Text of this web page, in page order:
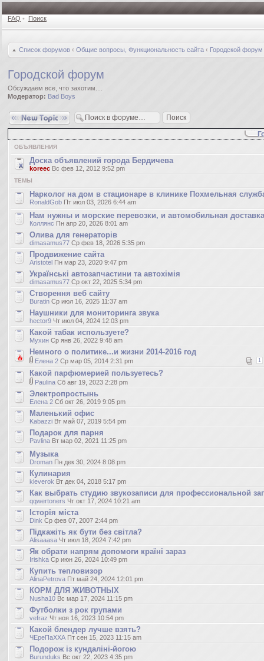
FAQ • Поиск
Список форумов ‹ Общие вопросы, Функциональность сайта ‹ Городской форум
Городской форум
Обсуждаем все, что захотим....
Модератор: Bad Boys
Новая тема
ОБЪЯВЛЕНИЯ
Доска объявлений города Бердичева
koreec Вс фев 12, 2012 9:52 pm
ТЕМЫ
Нарколог на дом в стационаре в клинике Похмельная
RonaldGob Пт июл 03, 2026 6:44 am
Нам нужны и морские перевозки, и автомобильная
Коллянс Пн апр 20, 2026 8:01 am
Олива для генераторів
dimasamus77 Ср фев 18, 2026 5:35 pm
Продвижение сайта
Aristotel Пн мар 23, 2020 9:47 pm
Українські автозапчастини та автохімія
dimasamus77 Ср окт 22, 2025 5:34 pm
Створення веб сайту
Buratin Ср июл 16, 2025 11:37 am
Наушники для мониторинга звука
hector9 Чт июл 04, 2024 12:03 pm
Какой табак используете?
Мухин Ср янв 26, 2022 9:48 am
Немного о политике...и жизни 2014-2016 год
1
Елена 2 Ср мар 05, 2014 2:31 pm
Какой парфюмерией пользуетесь?
Paulina Сб авг 19, 2023 2:28 pm
Электропростынь
Елена 2 Сб окт 26, 2019 9:05 pm
Маленький офис
Kabazzi Вт май 07, 2019 5:54 pm
Подарок для парня
Pavlina Вт мар 02, 2021 11:25 pm
Музыка
Droman Пн дек 30, 2024 8:08 pm
Кулинария
kleverok Вт дек 04, 2018 5:17 pm
Как выбрать студию звукозаписи для профессиональной
qqwertoners Чт окт 17, 2024 10:21 am
Історія міста
Dink Ср фев 07, 2007 2:44 pm
Підкажіть як бути без світла?
Alisaaasa Чт июл 18, 2024 7:42 pm
Як обрати напрям допомоги країні зараз
Irishka Ср июн 26, 2024 10:49 pm
Купить тепловизор
AlinaPetrova Пт май 24, 2024 12:01 pm
КОРМ ДЛЯ ЖИВОТНЫХ
Nusha10 Вс мар 17, 2024 11:15 pm
Футболки з рок групами
vefraz Чт ноя 16, 2023 10:54 pm
Какой блендер лучше взять?
ЧЕреПаХХА Пт сен 15, 2023 11:15 am
Подорож із кундаліні-йогою
Burunduks Вс окт 22, 2023 4:35 pm